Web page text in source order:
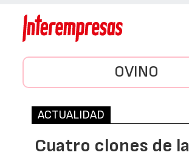
OVINO
ACTUALIDAD
Cuatro clones de la